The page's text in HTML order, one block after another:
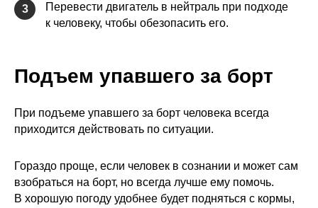
3
Перевести двигатель в нейтраль при подходе
к человеку, чтобы обезопасить его.
Подъем упавшего за борт
При подъеме упавшего за борт человека всегда
приходится действовать по ситуации.
Гораздо проще, если человек в сознании и может сам
взобраться на борт, но всегда лучше ему помочь.
В хорошую погоду удобнее будет подняться с кормы,